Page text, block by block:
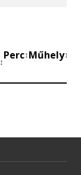
↕
Perc↕Műhely↕